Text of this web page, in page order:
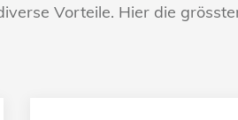
Vorteile. Hier die